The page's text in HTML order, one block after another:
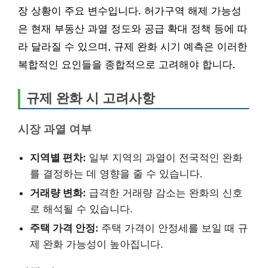
장 상황이 주요 변수입니다. 허가구역 해제 가능성
은 현재 부동산 과열 정도와 공급 확대 정책 등에 따
라 달라질 수 있으며, 규제 완화 시기 예측은 이러한
복합적인 요인들을 종합적으로 고려해야 합니다.
규제 완화 시 고려사항
시장 과열 여부
지역별 편차: 일부 지역의 과열이 전국적인 완화
를 결정하는 데 영향을 줄 수 있습니다.
거래량 변화: 급격한 거래량 감소는 완화의 신호
로 해석될 수 있습니다.
주택 가격 안정: 주택 가격이 안정세를 보일 때 규
제 완화 가능성이 높아집니다.